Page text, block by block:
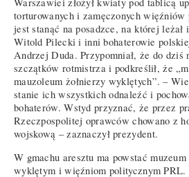
Warszawiei złożył kwiaty pod tablicą
torturowanych i zamęczonych więźniów
jest stanąć na posadzce, na której leżał
Witold Pilecki i inni bohaterowie
Andrzej Duda. Przypomniał, że do dziś
szczątków rotmistrza i podkreślił, że
mauzoleum żołnierzy wyklętych”. –
stanie ich wszystkich odnaleźć i
bohaterów. Wstyd przyznać, że przez
Rzeczpospolitej oprawców chowano z
wojskową – zaznaczył prezydent.
W gmachu aresztu ma powstać
wyklętym i więźniom politycznym PRL.